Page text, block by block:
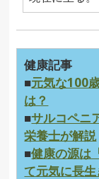
健康記事
■元気な100
は？
■サルコペニ
栄養士が解説
■健康の源は
て元気に長生